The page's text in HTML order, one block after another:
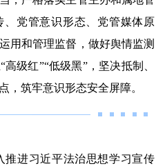
党管意识形态、党管媒体原
用和管理监督，做好舆情监测
级红”“低级黑”，坚决抵制、
，筑牢意识形态安全屏障。
推进习近平法治思想学习宣传